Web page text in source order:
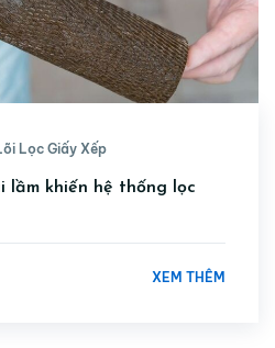
Lọc Giấy Xếp
lầm khiến hệ thống lọc
XEM THÊM